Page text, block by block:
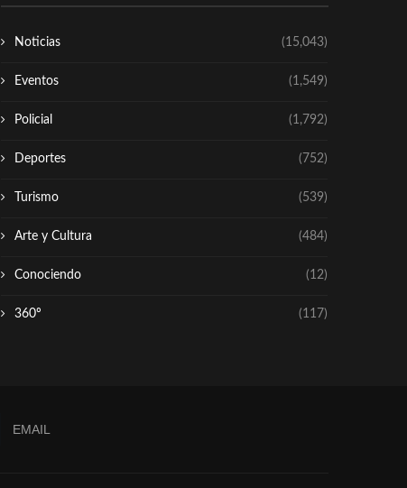
Noticias (15,043)
Eventos (1,549)
Policial (1,792)
Deportes (752)
Turismo (539)
Arte y Cultura (484)
Conociendo (12)
360º (117)
EMAIL